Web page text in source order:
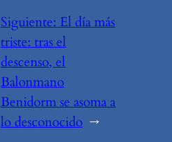
Siguiente:El día más
triste: tras el
descenso, el
Balonmano
Benidorm se asoma a
lo desconocido →